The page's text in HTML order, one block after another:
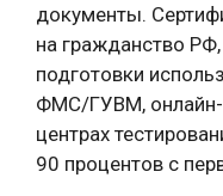
документы.
на гражданство
подготовки
ФМС/ГУВМ, онлайн-
центрах
90 процентов с